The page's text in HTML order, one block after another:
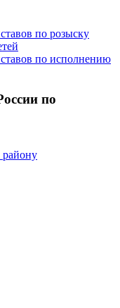
по розыску
по исполнению
по